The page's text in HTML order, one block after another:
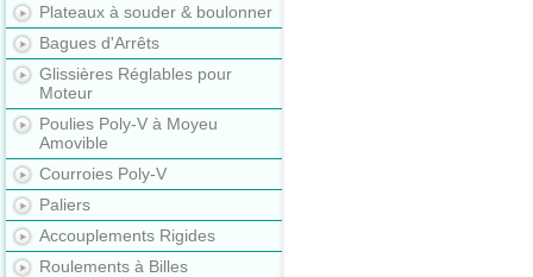
Plateaux à souder & boulonner
Bagues d'Arrêts
Glissières Réglables pour
Moteur
Poulies Poly-V à Moyeu
Amovible
Courroies Poly-V
Paliers
Accouplements Rigides
Roulements à Billes